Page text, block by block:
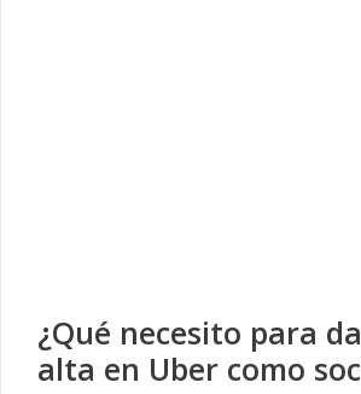
¿Qué necesito para
alta en Uber como